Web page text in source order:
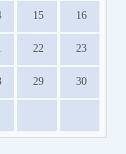
15 16
22 23
29 30